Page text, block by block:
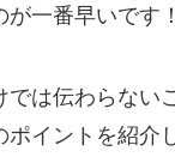
一番早いです！
では伝わらない
イントを紹介